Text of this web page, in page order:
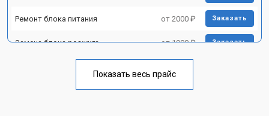
Ремонт блока питания от 2000 ₽ Заказать
Замена блока розжига от 1900 ₽ Заказать
Показать весь прайс